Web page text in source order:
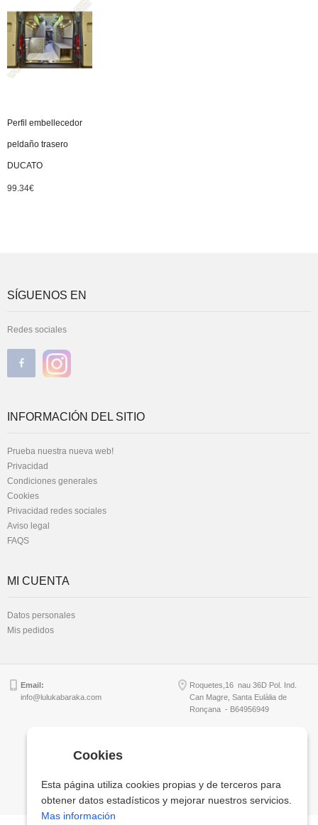
Perfil embellecedor
peldaño trasero
DUCATO
99.34€
SÍGUENOS EN
Redes sociales
INFORMACIÓN DEL SITIO
Prueba nuestra nueva web!
Privacidad
Condiciones generales
Cookies
Privacidad redes sociales
Aviso legal
FAQS
MI CUENTA
Datos personales
Mis pedidos
Email:
info@lulukabaraka.com
Roquetes,16 nau 36D Pol. Ind.
Can Magre, Santa Eulàlia de
Ronçana - B64956949
Copyright © Lulukabaraka, S.L.
Cookies
Esta página utiliza cookies propias y de terceros para
obtener datos estadísticos y mejorar nuestros servicios.
Mas información